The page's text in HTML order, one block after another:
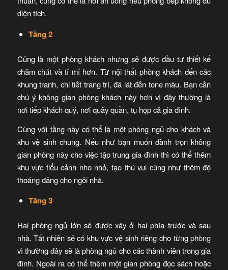
diện tích.
Tầng 2
Cũng là một phòng khách nhưng sẽ được đầu tư thiết kế
chăm chút và tỉ mỉ hơn. Từ nội thất phòng khách đến các
khung tranh, chi tiết trang trí, đá lát đến tone màu. Bạn cần
chú ý không gian phòng khách này hơn vì đây thường là
nơi tiếp khách quý, nơi quây quần, tụ họp cả gia đình.
Cùng với tầng này có thể là một phòng ngủ cho khách và
khu vệ sinh chung. Nếu như bạn muốn dành trọn không
gian phòng này cho việc tập trung gia đình thì có thể thêm
khu vực tiểu cảnh nho nhỏ, tạo thú vui cũng như thêm độ
thoáng đãng cho ngôi nhà.
Tầng 3
Hai phòng ngủ lớn sẽ được xây ở hai phía trước và sau
nhà. Tất nhiên sẽ có khu vực vệ sinh riêng cho từng phòng
vì thường đây sẽ là phòng ngủ cho các thành viên trong gia
đình. Ngoài ra có thể thêm một gian phòng đọc sách hoặc